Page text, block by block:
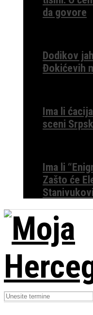
da govore
Dodikov
Đokićevih
Ima li
sceni
Ima li
Zašto će